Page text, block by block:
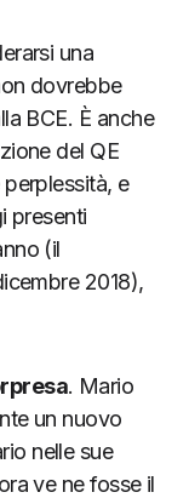
una
dovrebbe
BCE. È anche
del QE
e
presenti
(il
2018),
. Mario
un nuovo
nelle sue
ve ne fosse il